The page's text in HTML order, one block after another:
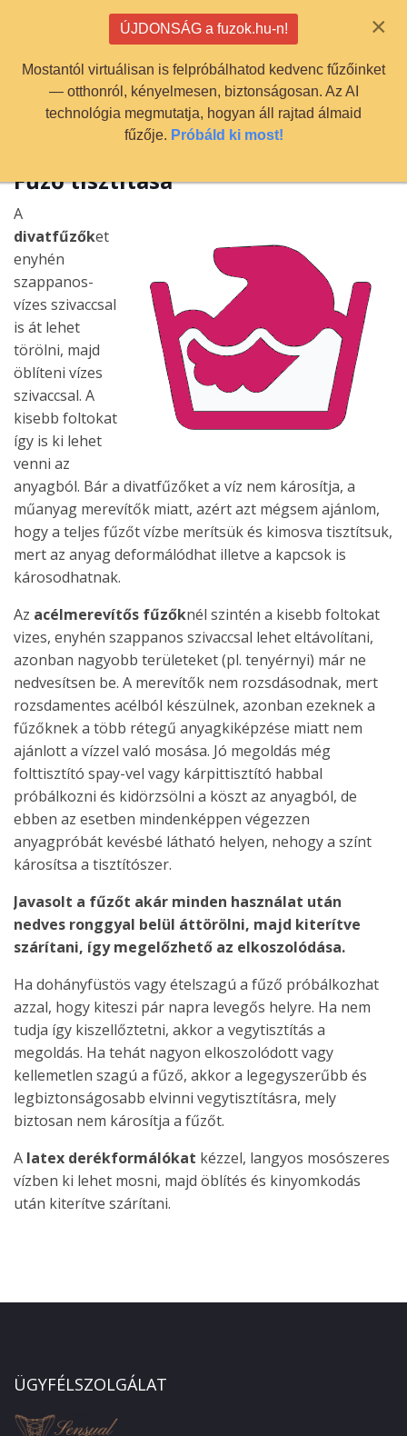
info@fuzok.hu
Fűző tisztítása
A
divatfűzőket
enyhén
szappanos-
vízes szivaccsal
is át lehet
törölni, majd
öblíteni vízes
szivaccsal. A
kisebb foltokat
így is ki lehet
venni az
anyagból. Bár a divatfűzőket a víz nem károsítja, a
műanyag merevítők miatt, azért azt mégsem ajánlom,
hogy a teljes fűzőt vízbe merítsük és kimosva tisztítsuk,
mert az anyag deformálódhat illetve a kapcsok is
károsodhatnak.
Az acélmerevítős fűzőknél szintén a kisebb foltokat
vizes, enyhén szappanos szivaccsal lehet eltávolítani,
azonban nagyobb területeket (pl. tenyérnyi) már ne
nedvesítsen be. A merevítők nem rozsdásodnak, mert
rozsdamentes acélból készülnek, azonban ezeknek a
fűzőknek a több rétegű anyagkiképzése miatt nem
ajánlott a vízzel való mosása. Jó megoldás még
folttisztító spay-vel vagy kárpittisztító habbal
próbálkozni és kidörzsölni a köszt az anyagból, de
ebben az esetben mindenképpen végezzen
anyagpróbát kevésbé látható helyen, nehogy a színt
károsítsa a tisztítószer.
Javasolt a fűzőt akár minden használat után
nedves ronggyal belül áttörölni, majd kiterítve
szárítani, így megelőzhető az elkoszolódása.
Ha dohányfüstös vagy ételszagú a fűző próbálkozhat
azzal, hogy kiteszi pár napra levegős helyre. Ha nem
tudja így kiszellőztetni, akkor a vegytisztítás a
megoldás. Ha tehát nagyon elkoszolódott vagy
kellemetlen szagú a fűző, akkor a legegyszerűbb és
legbiztonságosabb elvinni vegytisztításra, mely
biztosan nem károsítja a fűzőt.
A latex derékformálókat kézzel, langyos mosószeres
vízben ki lehet mosni, majd öblítés és kinyomkodás
után kiterítve szárítani.
ÜGYFÉLSZOLGÁLAT
×
ÚJDONSÁG a fuzok.hu-n!
Mostantól virtuálisan is felpróbálhatod kedvenc fűzőinket
— otthonról, kényelmesen, biztonságosan. Az AI
technológia megmutatja, hogyan áll rajtad álmaid
fűzője. Próbáld ki most!